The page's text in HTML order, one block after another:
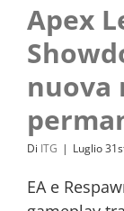
Apex
nuova
Di ITG | Luglio
EA e